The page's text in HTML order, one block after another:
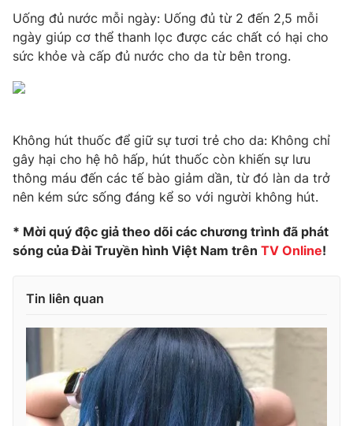
Uống đủ nước mỗi ngày: Uống đủ từ 2 đến 2,5 mỗi
ngày giúp cơ thể thanh lọc được các chất có hại cho
sức khỏe và cấp đủ nước cho da từ bên trong.
Không hút thuốc để giữ sự tươi trẻ cho da: Không chỉ
gây hại cho hệ hô hấp, hút thuốc còn khiến sự lưu
thông máu đến các tế bào giảm dần, từ đó làn da trở
nên kém sức sống đáng kể so với người không hút.
* Mời quý độc giả theo dõi các chương trình đã phát
sóng của Đài Truyền hình Việt Nam trên TV Online!
Tin liên quan